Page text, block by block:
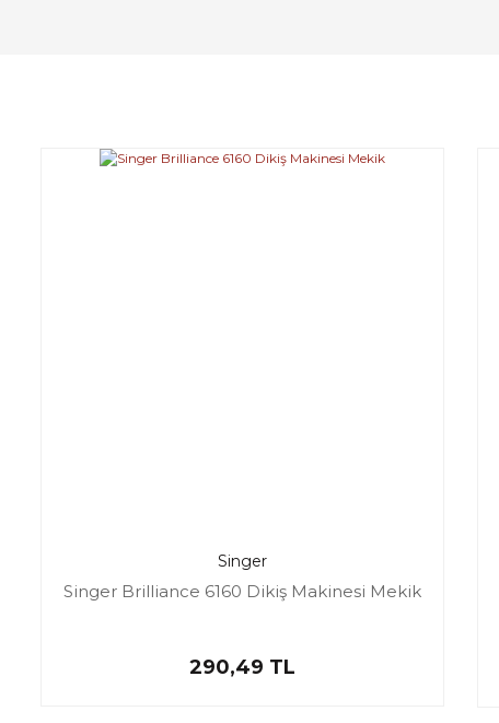
Singer
Singer Brilliance 6160 Dikiş Makinesi Mekik
290,49 TL